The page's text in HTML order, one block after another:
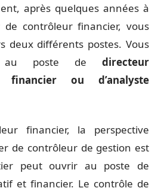
après quelques années à
contrôleur financier, vous
deux différents postes. Vous
au poste de directeur
ou d’analyste
financier, la perspective
de contrôleur de gestion est
peut ouvrir au poste de
et financier. Le contrôle de